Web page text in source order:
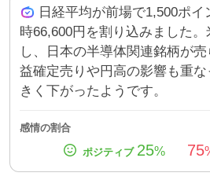
日経平均が前場で1,500ポ
時66,600円を割り込みました
し、日本の半導体関連銘柄が
益確定売りや円高の影響も重
きく下がったようです。
感情の割合
25% 75